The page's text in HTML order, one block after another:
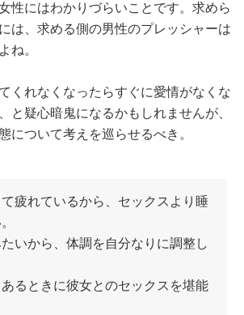
性にはわかりづらいことです。求めら
は、求める側の男性のプレッシャーは
ね。
くれなくなったらすぐに愛情がなくな
と疑心暗鬼になるかもしれませんが、
について考えを巡らせるべき。
て疲れているから、セックスより睡
たいから、体調を自分なりに調整し
あるときに彼女とのセックスを堪能